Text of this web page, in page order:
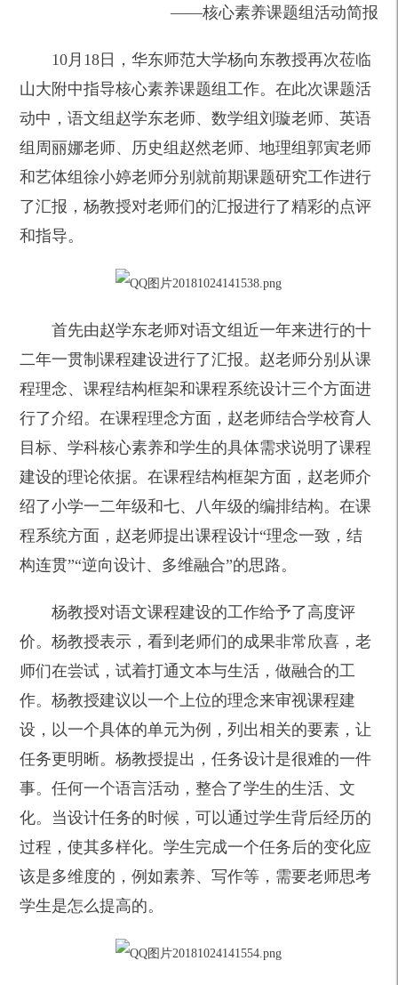
——核心素养课题组活动简报
10 月18日，华东师范大学杨向东教授再次莅临
山大附中指导核心素养课题组工作。在此次课题活
动中，语文组赵学东老师、数学组刘璇老师、英语
组周丽娜老师、历史组赵然老师、地理组郭寅老师
和艺体组徐小婷老师分别就前期课题研究工作进行
了汇报，杨教授对老师们的汇报进行了精彩的点评
和指导。
首先由赵学东老师对语文组近一年来进行的十
二年一贯制课程建设进行了汇报。赵老师分别从课
程理念、课程结构框架和课程系统设计三个方面进
行了介绍。在课程理念方面，赵老师结合学校育人
目标、学科核心素养和学生的具体需求说明了课程
建设的理论依据。在课程结构框架方面，赵老师介
绍了小学一二年级和七、八年级的编排结构。在课
程系统方面，赵老师提出课程设计“理念一致，结
构连贯”“逆向设计、多维融合”的思路。
杨教授对语文课程建设的工作给予了高度评
价。杨教授表示，看到老师们的成果非常欣喜，老
师们在尝试，试着打通文本与生活，做融合的工
作。杨教授建议以一个上位的理念来审视课程建
设，以一个具体的单元为例，列出相关的要素，让
任务更明晰。杨教授提出，任务设计是很难的一件
事。任何一个语言活动，整合了学生的生活、文
化。当设计任务的时候，可以通过学生背后经历的
过程，使其多样化。学生完成一个任务后的变化应
该是多维度的，例如素养、写作等，需要老师思考
学生是怎么提高的。